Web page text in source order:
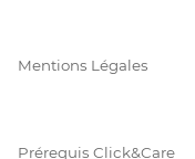
Mentions Légales
Prérequis Click&Care